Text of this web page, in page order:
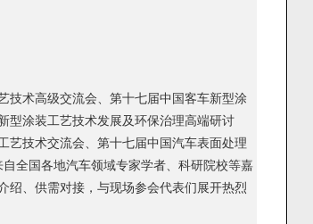
技术高级交流会、第十七届中国客车新型涂
型涂装工艺技术发展及环保治理高端研讨
艺技术交流会、第十七届中国汽车表面处理
全国各地汽车领域专家学者、科研院校等嘉
绍、供需对接，与现场参会代表们展开热烈